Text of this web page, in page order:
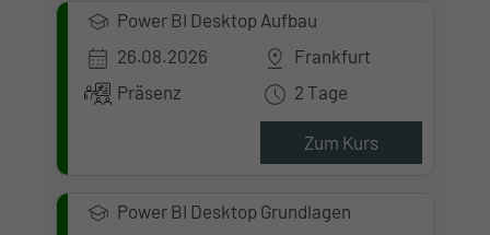
Power BI Desktop Aufbau
26.08.2026
Frankfurt
Präsenz
2 Tage
Zum Kurs
Power BI Desktop Grundlagen